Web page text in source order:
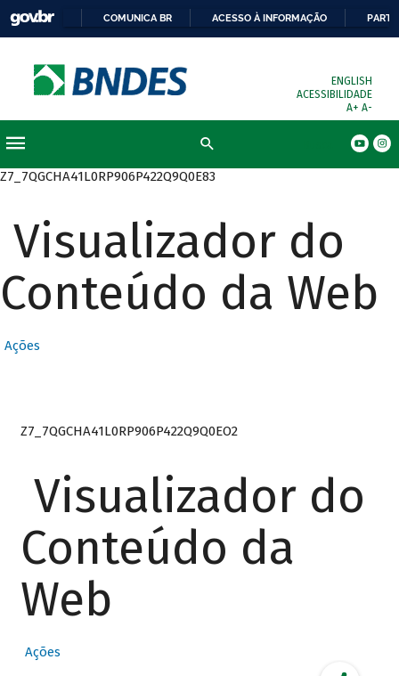
COMUNICA BR ACESSO À INFORMAÇÃO
ENGLISH
ACESSIBILIDADE
A+ A-
Z7_7QGCHA41L0RP906P422Q9Q0E83
Visualizador do
Conteúdo da Web
Ações
Z7_7QGCHA41L0RP906P422Q9Q0EO2
Visualizador do
Conteúdo da
Web
Ações